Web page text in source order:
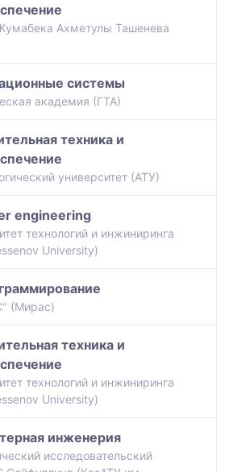
Ахметулы Ташенева
системы
академия (ГТА)
техника и
университет (АТУ)
engineering
технологий и инжиниринга
University)
(Мирас)
техника и
технологий и инжиниринга
University)
инженерия
исследовательский